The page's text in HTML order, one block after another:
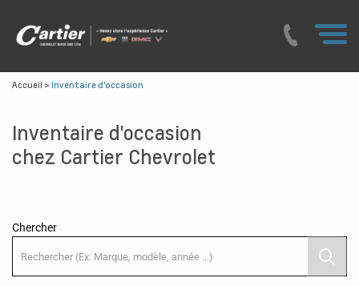
Accueil > Inventaire d'occasion
Inventaire d'occasion
chez Cartier Chevrolet
Chercher